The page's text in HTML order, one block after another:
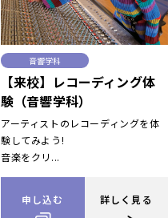
音響学科
【来校】レコーディング体
験（音響学科）
アーティストのレコーディングを体
験してみよう!
音楽をクリ...
申し込む 詳しく見る